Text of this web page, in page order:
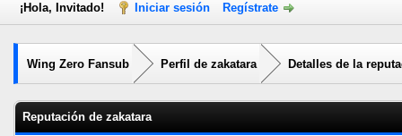
¡Hola, Invitado! Iniciar sesión Regístrate
Wing Zero Fansub Perfil de zakatara Detalles de la
Reputación de zakatara